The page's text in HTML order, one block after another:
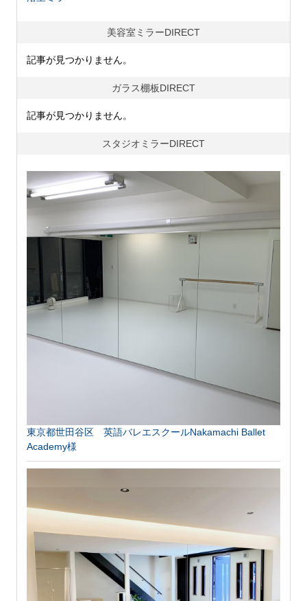
美容室ミラーDIRECT
記事が見つかりません。
ガラス棚板DIRECT
記事が見つかりません。
スタジオミラーDIRECT
東京都世田谷区 英語バレエスクールNakamachi Ballet
Academy様